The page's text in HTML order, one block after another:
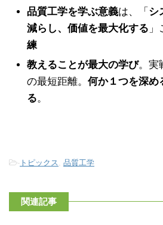
品質工学を学ぶ意義は、「 シ
減らし、価値を最大化する
練
教えることが最大の学び。実
の最短距離。 何か１つを深め
る。
- トピックス 品質工学
関連記事